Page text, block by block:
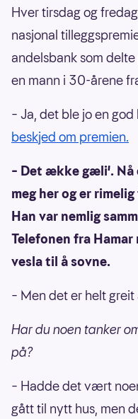
Hver tirsdag og
nasjonal
andelsbank som
en mann i 30-årene
– Ja, det ble jo en
beskjed om premien.
– Det ække gæli'. Nå
meg her og er
Han var nemlig
Telefonen fra
vesla til å sovne.
– Men det er helt
Har du noen tanker
på?
– Hadde det vært
gått til nytt hus, men